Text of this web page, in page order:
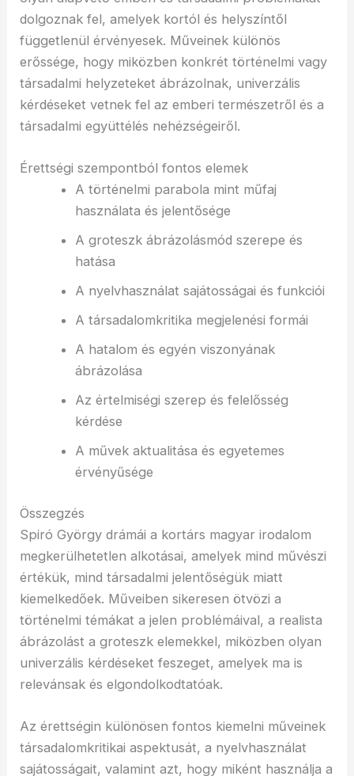
dolgoznak fel, amelyek kortól és helyszíntől
függetlenül érvényesek. Műveinek különös
erőssége, hogy miközben konkrét történelmi vagy
társadalmi helyzeteket ábrázolnak, univerzális
kérdéseket vetnek fel az emberi természetről és a
társadalmi együttélés nehézségeiről.
Érettségi szempontból fontos elemek
A történelmi parabola mint műfaj
használata és jelentősége
A groteszk ábrázolásmód szerepe és
hatása
A nyelvhasználat sajátosságai és funkciói
A társadalomkritika megjelenési formái
A hatalom és egyén viszonyának
ábrázolása
Az értelmiségi szerep és felelősség
kérdése
A művek aktualitása és egyetemes
érvényűsége
Összegzés
Spiró György drámái a kortárs magyar irodalom
megkerülhetetlen alkotásai, amelyek mind művészi
értékük, mind társadalmi jelentőségük miatt
kiemelkedőek. Műveiben sikeresen ötvözi a
történelmi témákat a jelen problémáival, a realista
ábrázolást a groteszk elemekkel, miközben olyan
univerzális kérdéseket feszeget, amelyek ma is
relevánsak és elgondolkodtatóak.
Az érettségin különösen fontos kiemelni műveinek
társadalomkritikai aspektusát, a nyelvhasználat
sajátosságait, valamint azt, hogy miként használja a